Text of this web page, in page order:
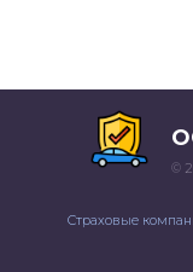
©
Страховые